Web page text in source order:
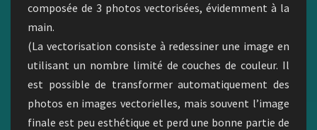
composée de 3 photos vectorisées, évidemment à la
main.
(La vectorisation consiste à redessiner une image en
utilisant un nombre limité de couches de couleur. Il
est possible de transformer automatiquement des
photos en images vectorielles, mais souvent l’image
finale est peu esthétique et perd une bonne partie de